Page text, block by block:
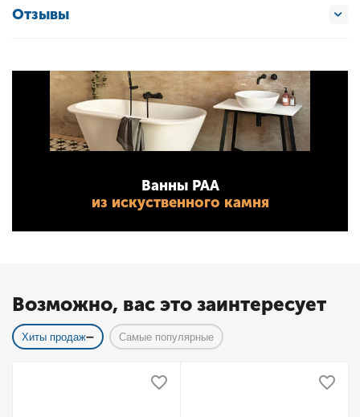
Отзывы
Ванны PAA
из искуственного камня
Возможно, вас это заинтересует
Хиты продаж Самые популярные